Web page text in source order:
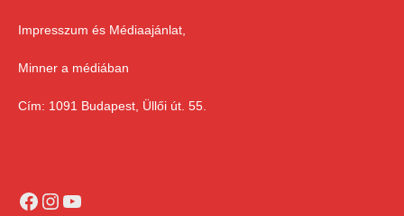
Impresszum és Médiaajánlat,
Minner a médiában
Cím: 1091 Budapest, Üllői út. 55.
Facebook
Instagram
YouTube